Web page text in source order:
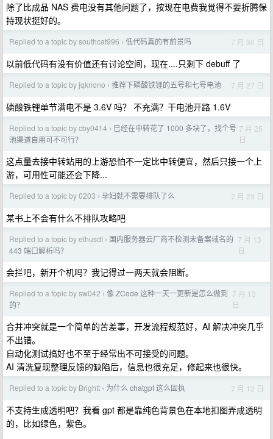
除了比成品 NAS 费电没有其他问题了，按现在电费我觉得不要折腾保
持现状挺好的。
Replied to a topic by southcat996 › 低代码真的有前景吗 7 月 30 日
以前低代码有没有价值还有讨论空间，现在....只剩下 debuff 了
Replied to a topic by jqknono › 推荐下磷酸铁锂的五号和七号电池 7 月 27 日
磷酸铁锂单节满电不是 3.6V 吗？ 不充满？干电池开路 1.6V
Replied to a topic by cby0414 › 已经在中转花了 1000 多块了，找个号
池渠道自用可不可行？
7 月 25
日
这点量去接中转站用的上游恐怕不一定比中转便宜，然后只接一个上
游，可用性可能还会下降...
Replied to a topic by 0203 › 孕妇就不需要排队了么 7 月 23 日
某书上不会有什么不排队攻略吧
Replied to a topic by ethusdt › 国内服务器云厂商不检测未备案域名的
443 端口解析吗？
7 月 13
日
会拦吧，新开个机吗？我记得过一两天就会阻断。
Replied to a topic by sw042 › 像 ZCode 这种一天一更新是怎么做到
的？
7 月 13
日
合并冲突就是一个简单的苦差事，开发流程规范好，AI 解决冲突几乎
不出错。
自动化测试搞好也不至于经常出不可接受的问题。
AI 清洗复现整理反馈的缺陷后，信息也很充足，修起来也很快。
Replied to a topic by Brightt › 为什么 chatgpt 这么固执 7 月 12 日
不支持生成透明吧？我看 gpt 都是靠纯色背景色在本地扣图弄成透明
的，比如绿色，紫色。